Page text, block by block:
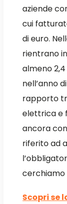
aziende
cui
di euro.
rientrano
almeno
nell’anno
rapporto
elettrica e
ancora
riferito ad
cerchiamo
Scopri se